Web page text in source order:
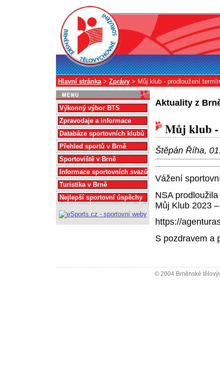
Hlavní stránka> Zprávy > Můj klub - prodloužení
Aktuality z
Můj klub
Štěpán Říha,
Vážení
NSA
Můj Klub 2023
https://
S pozdravem a
Výkonný výbor BTS
Zpravodaje a informace
Databáze sportovních klubů
Přehled sportů v Brně
Sportoviště v Brně
Informace sportovních svazů
Turistika v Brně
Nejlepší sportovní úspěchy
© 2004 Brněnské